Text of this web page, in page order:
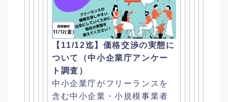
【11/12迄】価格交渉の実態に
ついて（中小企業庁アンケー
ト調査）
中小企業庁がフリーランスを
含む中小企業・小規模事業者